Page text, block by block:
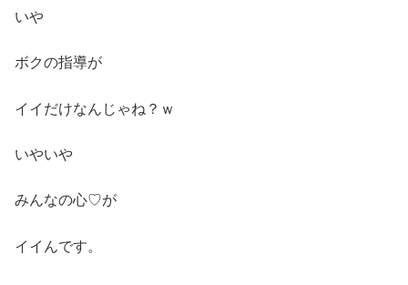
いや
ボクの指導が
イイだけなんじゃね？ｗ
いやいや
みんなの心♡が
イイんです。